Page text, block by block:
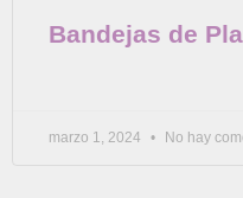
Bandejas de
marzo 1, 2024 No hay